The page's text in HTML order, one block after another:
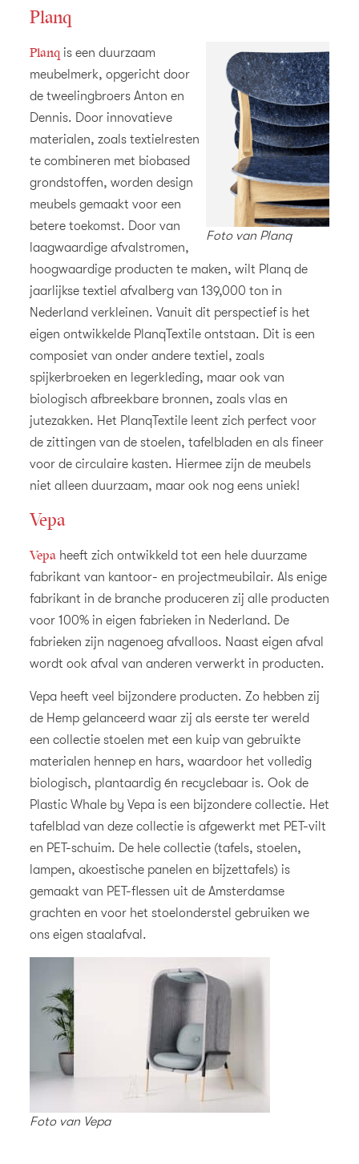
Planq
Foto van Planq
Planqis een duurzaam
meubelmerk, opgericht door
de tweelingbroers Anton en
Dennis. Door innovatieve
materialen, zoals textielresten
te combineren met biobased
grondstoffen, worden design
meubels gemaakt voor een
betere toekomst. Door van
laagwaardige afvalstromen,
hoogwaardige producten te maken, wilt Planq de
jaarlijkse textiel afvalberg van 139,000 ton in
Nederland verkleinen. Vanuit dit perspectief is het
eigen ontwikkelde PlanqTextile ontstaan. Dit is een
composiet van onder andere textiel, zoals
spijkerbroeken en legerkleding, maar ook van
biologisch afbreekbare bronnen, zoals vlas en
jutezakken. Het PlanqTextile leent zich perfect voor
de zittingen van de stoelen, tafelbladen en als fineer
voor de circulaire kasten. Hiermee zijn de meubels
niet alleen duurzaam, maar ook nog eens uniek!
Vepa
Vepaheeft zich ontwikkeld tot een hele duurzame
fabrikant van kantoor- en projectmeubilair. Als enige
fabrikant in de branche produceren zij alle producten
voor 100% in eigen fabrieken in Nederland. De
fabrieken zijn nagenoeg afvalloos. Naast eigen afval
wordt ook afval van anderen verwerkt in producten.
Vepa heeft veel bijzondere producten. Zo hebben zij
de Hemp gelanceerd waar zij als eerste ter wereld
een collectie stoelen met een kuip van gebruikte
materialen hennep en hars, waardoor het volledig
biologisch, plantaardig én recyclebaar is. Ook de
Plastic Whale by Vepa is een bijzondere collectie. Het
tafelblad van deze collectie is afgewerkt met PET-vilt
en PET-schuim. De hele collectie (tafels, stoelen,
lampen, akoestische panelen en bijzettafels) is
gemaakt van PET-flessen uit de Amsterdamse
grachten en voor het stoelonderstel gebruiken we
ons eigen staalafval.
Foto van Vepa